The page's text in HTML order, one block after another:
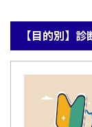
【目的別】